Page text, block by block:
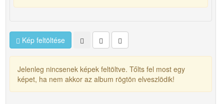
Kép feltöltése
Jelenleg nincsenek képek feltöltve. Tőlts fel most egy
képet, ha nem akkor az album rögtön elveszlödik!